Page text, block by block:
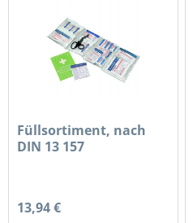
Füllsortiment, nach
DIN 13 157
13,94 €